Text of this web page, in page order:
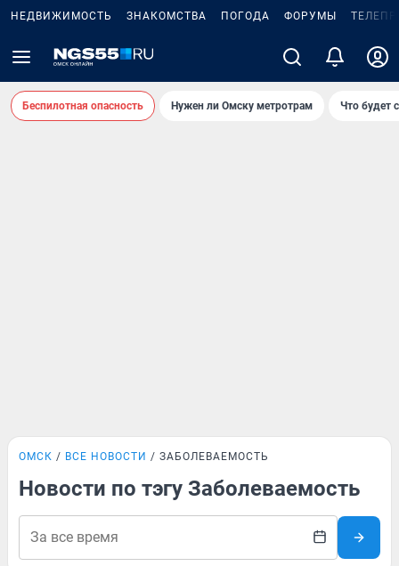
НЕДВИЖИМОСТЬ ЗНАКОМСТВА ПОГОДА ФОРУМЫ
Беспилотная опасность Нужен ли Омску метротрам Что будет
ОМСК ВСЕ НОВОСТИ ЗАБОЛЕВАЕМОСТЬ
Новости по тэгу Заболеваемость